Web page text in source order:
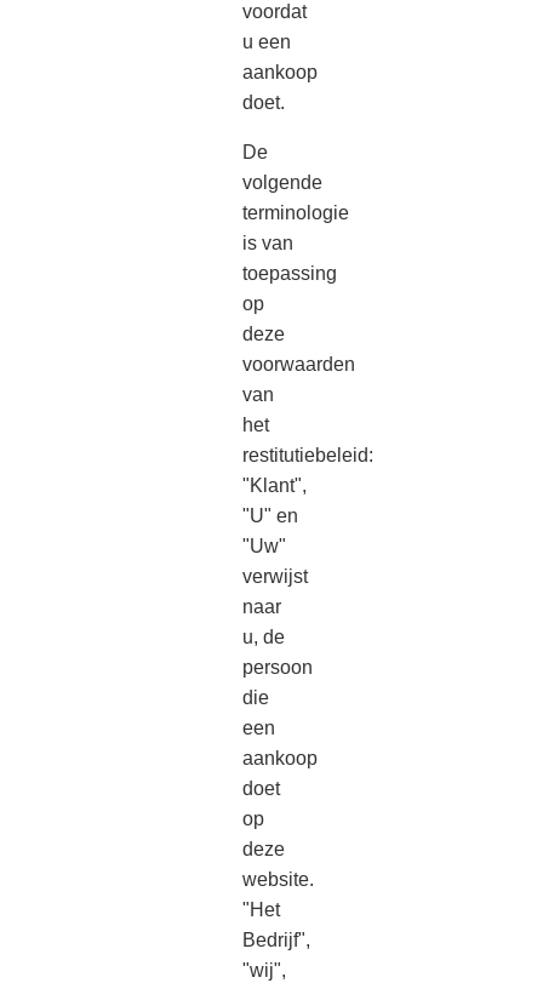
voordat
u een
aankoop
doet.
De
volgende
terminologie
is van
toepassing
op
deze
voorwaarden
van
het
restitutiebeleid:
"Klant",
"U" en
"Uw"
verwijst
naar
u, de
persoon
die
een
aankoop
doet
op
deze
website.
"Het
Bedrijf",
"wij",